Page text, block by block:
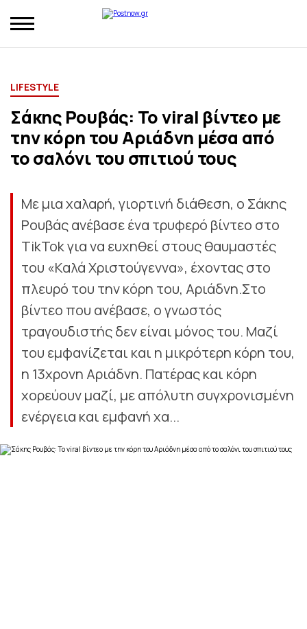
LIFESTYLE
Σάκης Ρουβάς: Το viral βίντεο με
την κόρη του Αριάδνη μέσα από
το σαλόνι του σπιτιού τους
Με μια χαλαρή, γιορτινή διάθεση, ο Σάκης
Ρουβάς ανέβασε ένα τρυφερό βίντεο στο
TikTok για να ευχηθεί στους θαυμαστές
του «Καλά Χριστούγεννα», έχοντας στο
πλευρό του την κόρη του, Αριάδνη.Στο
βίντεο που ανέβασε, ο γνωστός
τραγουδιστής δεν είναι μόνος του. Μαζί
του εμφανίζεται και η μικρότερη κόρη του,
η 13χρονη Αριάδνη. Πατέρας και κόρη
χορεύουν μαζί, με απόλυτη συγχρονισμένη
ενέργεια και εμφανή χα...